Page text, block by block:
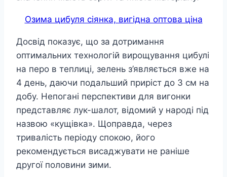
Озима цибуля сіянка, вигідна оптова ціна
Досвід показує, що за дотримання
оптимальних технологій вирощування цибулі
на перо в теплиці, зелень з’являється вже на
4 день, даючи подальший приріст до 3 см на
добу. Непогані перспективи для вигонки
представляє лук-шалот, відомий у народі під
назвою «кущівка». Щоправда, через
тривалість періоду спокою, його
рекомендується висаджувати не раніше
другої половини зими.